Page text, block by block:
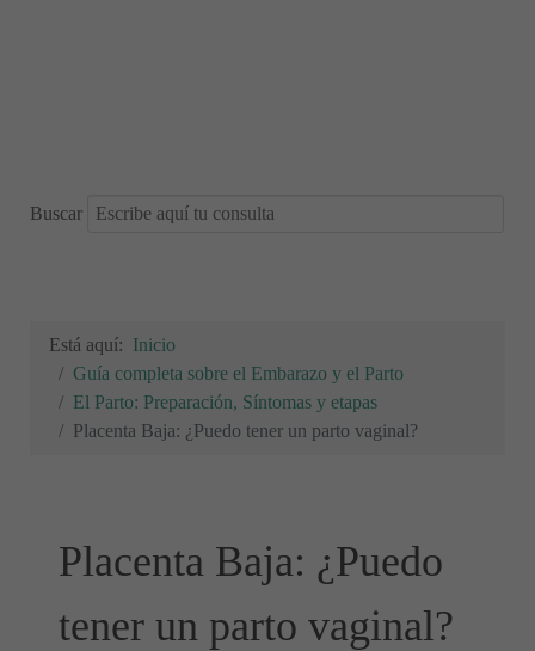
Buscar
Está aquí: Inicio
Guía completa sobre el Embarazo y el Parto
El Parto: Preparación, Síntomas y etapas
Placenta Baja: ¿Puedo tener un parto vaginal?
Placenta Baja: ¿Puedo
tener un parto vaginal?